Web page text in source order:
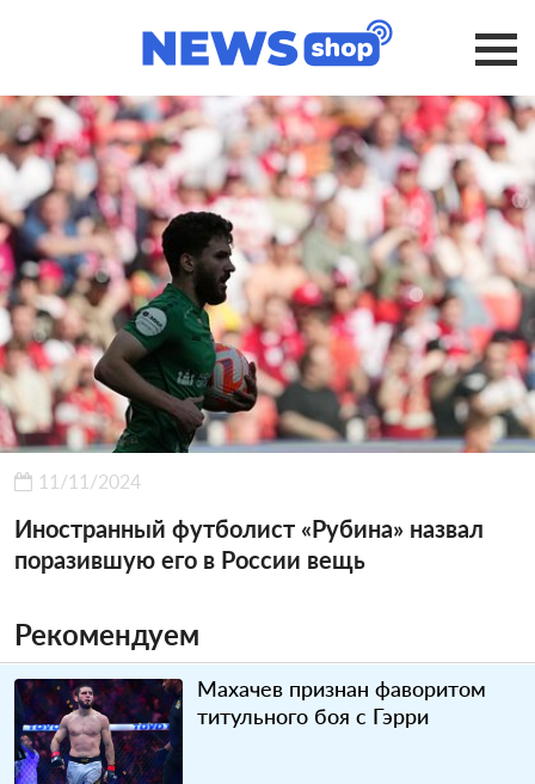
11/11/2024
Иностранный футболист «Рубина» назвал
поразившую его в России вещь
Рекомендуем
Махачев признан фаворитом
титульного боя с Гэрри